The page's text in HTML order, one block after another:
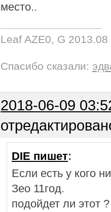
место..
Leaf AZE0, G 2013.08
Спасибо сказали:
2018-06-09
DIE пишет:
Если есть у кого
Зео 11год.
подойдет ли этот